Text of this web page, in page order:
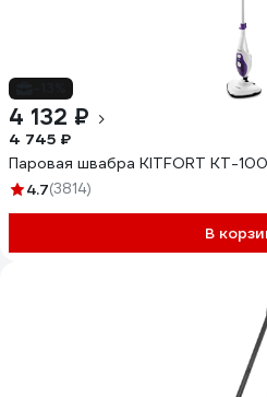
4 132 ₽
4 745 ₽
Паровая швабра KITFORT КТ-
4.7(3814)
В